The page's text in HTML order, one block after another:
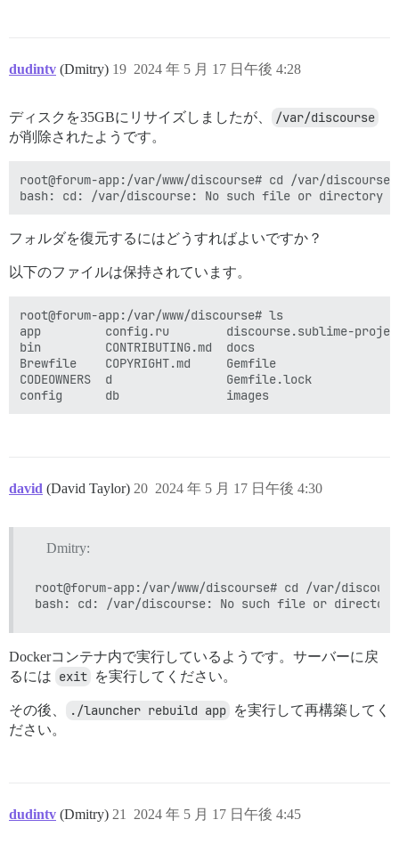
dudintv (Dmitry) 2024 年 5 月 17 日午後 4:28
19
ディスクを35GBにリサイズしましたが、 /var/discourse
が削除されたようです。
root@forum-app:/var/www/discourse# cd /var/discourse
フォルダを復元するにはどうすればよいですか？
以下のファイルは保持されています。
root@forum-app:/var/www/discourse# ls
app         config.ru        discourse.sublime-
bin         CONTRIBUTING.md  docs
Brewfile    COPYRIGHT.md     Gemfile
CODEOWNERS  d                Gemfile.lock
david (David Taylor) 2024 年 5 月 17 日午後 4:30
20
Dmitry:
root@forum-app:/var/www/discourse# cd /var/
Dockerコンテナ内で実行しているようです。サーバーに戻
るには exit を実行してください。
その後、 ./launcher rebuild app を実行して再構築してく
ださい。
dudintv (Dmitry) 2024 年 5 月 17 日午後 4:45
21